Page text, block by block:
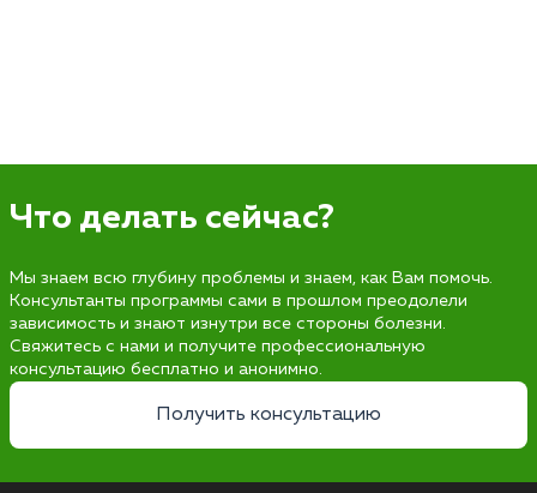
Что делать сейчас?
Мы знаем всю глубину проблемы и знаем, как Вам помочь.
Консультанты программы сами в прошлом преодолели
зависимость и знают изнутри все стороны болезни.
Свяжитесь с нами и получите профессиональную
консультацию бесплатно и анонимно.
Получить консультацию